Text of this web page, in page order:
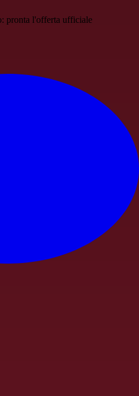
pronta l'offerta ufficiale